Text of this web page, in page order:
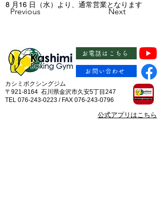
8 月16 日（水）より、通常営業となります
Previous Next
お電話はこちら
お問い合わせ
カシミボクシングジム
〒921-8164 石川県金沢市久安5丁目247
TEL 076-243-0223 / FAX 076-243-0796
​公式アプリはこちら